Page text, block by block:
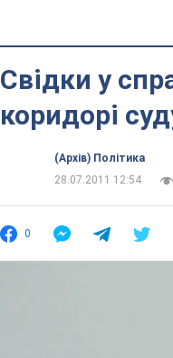
Свідки у
коридорі
(Архів) Політика
28.07.2011 12:54
0